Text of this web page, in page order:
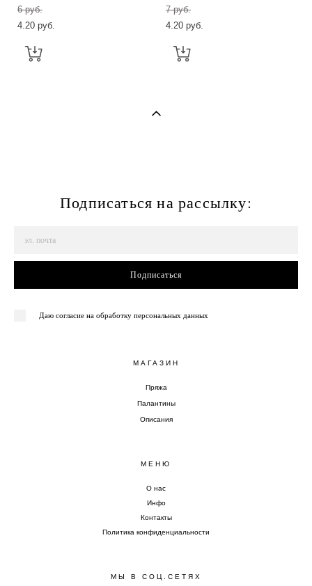
6 pуб.
4.20 pуб.
7 pуб.
4.20 pуб.
Подписаться на рассылку:
Подписаться
Даю согласие на обработку персональных данных
МАГАЗИН
Пряжа
Палантины
Описания
МЕНЮ
О нас
Инфо
Контакты
Политика конфиденциальности
МЫ В СОЦ.СЕТЯХ